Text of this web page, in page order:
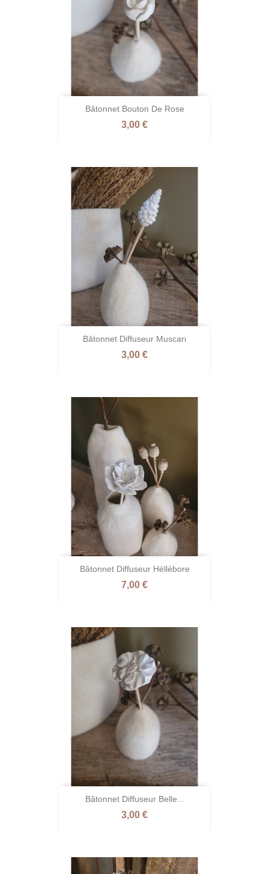
Bâtonnet Bouton De Rose
Prix
3,00 €
Bâtonnet Diffuseur Muscari
Prix
3,00 €
Bâtonnet Diffuseur Héllébore
Prix
7,00 €
Bâtonnet Diffuseur Belle...
Prix
3,00 €